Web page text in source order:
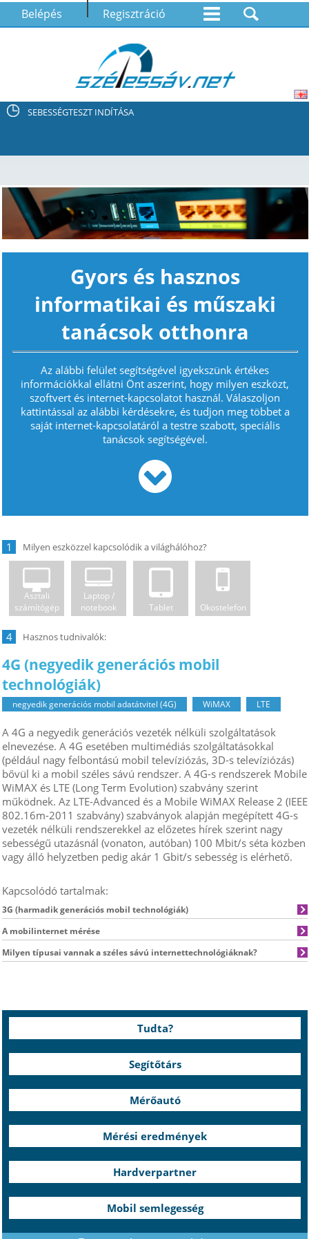
Belépés Regisztráció
SEBESSÉGTESZT INDÍTÁSA
Gyors és hasznos
informatikai és műszaki
tanácsok otthonra
Az alábbi felület segítségével igyekszünk értékes
információkkal ellátni Önt aszerint, hogy milyen eszközt,
szoftvert és internet-kapcsolatot használ. Válaszoljon
kattintással az alábbi kérdésekre, és tudjon meg többet a
saját internet-kapcsolatáról a testre szabott, speciális
tanácsok segítségével.
1
Asztali
számítógép
Laptop /
notebook
Tablet Okostelefon
4
4G (negyedik generációs mobil
technológiák)
negyedik generációs mobil adatátvitel (4G) WiMAX LTE
A 4G a negyedik generációs vezeték nélküli szolgáltatások
elnevezése. A 4G esetében multimédiás szolgáltatásokkal
(például nagy felbontású mobil televíziózás, 3D-s televíziózás)
bővül ki a mobil széles sávú rendszer. A 4G-s rendszerek Mobile
WiMAX és LTE (Long Term Evolution) szabvány szerint
működnek. Az LTE-Advanced és a Mobile WiMAX Release 2 (IEEE
802.16m-2011 szabvány) szabványok alapján megépített 4G-s
vezeték nélküli rendszerekkel az előzetes hírek szerint nagy
sebességű utazásnál (vonaton, autóban) 100 Mbit/s séta közben
vagy álló helyzetben pedig akár 1 Gbit/s sebesség is elérhető.
Kapcsolódó tartalmak:
3G (harmadik generációs mobil technológiák)
A mobilinternet mérése
Milyen típusai vannak a széles sávú internettechnológiáknak?
Tudta?
Segítőtárs
Mérőautó
Mérési eredmények
Hardverpartner
Mobil semlegesség